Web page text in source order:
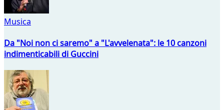
Musica
Da "Noi non ci saremo" a "L'avvelenata": le 10 canzoni
indimenticabili di Guccini